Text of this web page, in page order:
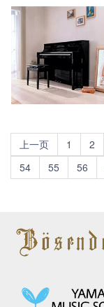
上一页
1 2
54
55 56